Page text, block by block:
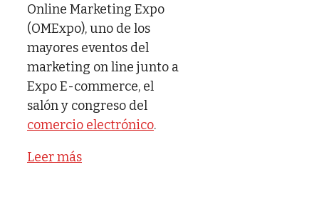
Online Marketing Expo
(OMExpo), uno de los
mayores eventos del
marketing on line junto a
Expo E-commerce, el
salón y congreso del
comercio electrónico.
Leer más